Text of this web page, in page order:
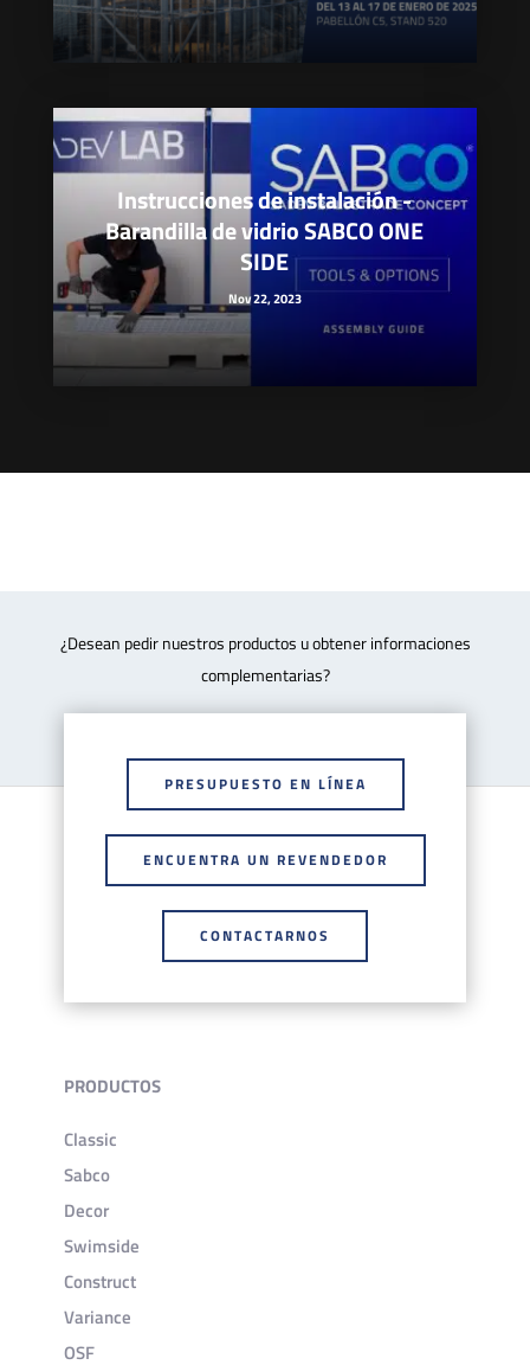
Instrucciones de instalación -
Barandilla de vidrio SABCO ONE
SIDE
Nov 22, 2023
¿Desean pedir nuestros productos u obtener informaciones
complementarias?
PRESUPUESTO EN LÍNEA
ENCUENTRA UN REVENDEDOR
CONTACTARNOS
PRODUCTOS
Classic
Sabco
Decor
Swimside
Construct
Variance
OSF